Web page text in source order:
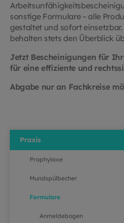
sonstige Formulare – alle
gestaltet und sofort
behalten stets den Überblick
Jetzt Bescheinigungen für
für eine effiziente und
Abgabe nur an Fachkreise
Praxis
Prophylaxe
Mundspülbecher
Formulare
Anmeldebogen